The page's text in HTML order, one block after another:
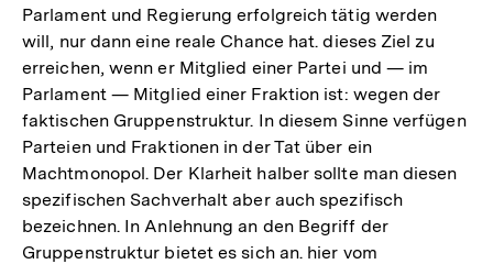
Parlament und Regierung erfolgreich tätig werden
will, nur dann eine reale Chance hat. dieses Ziel zu
erreichen, wenn er Mitglied einer Partei und — im
Parlament — Mitglied einer Fraktion ist: wegen der
faktischen Gruppenstruktur. In diesem Sinne verfügen
Parteien und Fraktionen in der Tat über ein
Machtmonopol. Der Klarheit halber sollte man diesen
spezifischen Sachverhalt aber auch spezifisch
bezeichnen. In Anlehnung an den Begriff der
Gruppenstruktur bietet es sich an. hier vom